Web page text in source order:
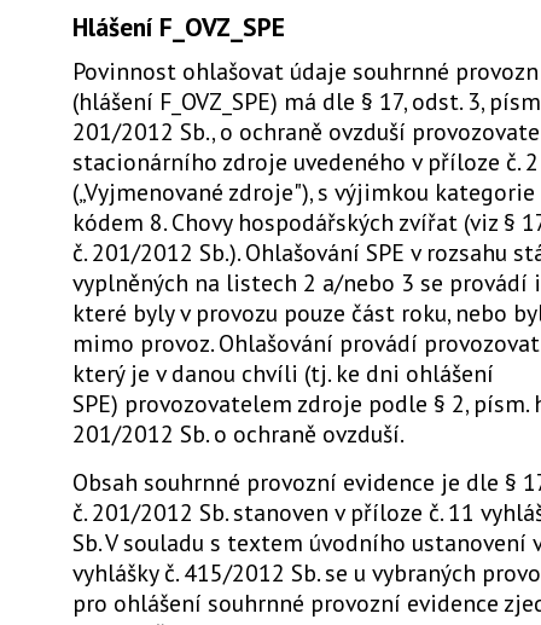
Hlášení F_OVZ_SPE
Povinnost ohlašovat údaje souhrnné
(hlášení F_OVZ_SPE) má dle § 17, odst. 3,
201/2012 Sb., o ochraně ovzduší
stacionárního zdroje uvedeného v příloze č.
(„Vyjmenované zdroje"), s výjimkou
kódem 8. Chovy hospodářských zvířat (viz §
č. 201/2012 Sb.). Ohlašování SPE v rozsahu
vyplněných na listech 2 a/nebo 3 se provádí
které byly v provozu pouze část roku, nebo
mimo provoz. Ohlašování provádí
který je v danou chvíli (tj. ke dni ohlášení
SPE) provozovatelem zdroje podle § 2, písm.
201/2012 Sb. o ochraně ovzduší.
Obsah souhrnné provozní evidence je dle §
č. 201/2012 Sb. stanoven v příloze č. 11
Sb. V souladu s textem úvodního ustanovení
vyhlášky č. 415/2012 Sb. se u vybraných
pro ohlášení souhrnné provozní evidence